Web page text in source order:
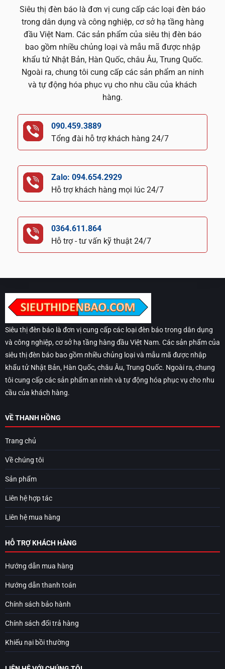
Siêu thị đèn báo là đơn vị cung cấp các loại đèn báo
trong dân dụng và công nghiệp, cơ sở hạ tầng hàng
đầu Việt Nam. Các sản phẩm của siêu thị đèn báo
bao gồm nhiều chủng loại và mẫu mã được nhập
khẩu tử Nhật Bản, Hàn Quốc, châu Âu, Trung Quốc.
Ngoài ra, chung tôi cung cấp các sản phẩm an ninh
và tự động hóa phục vụ cho nhu cầu của khách
hàng.
090.459.3889
Tổng đài hỗ trợ khách hàng 24/7
Zalo: 094.654.2929
Hỗ trợ khách hàng mọi lúc 24/7
0364.611.864
Hỗ trợ - tư vấn kỹ thuật 24/7
Siêu thị đèn báo là đơn vị cung cấp các loại đèn báo trong dân dụng
và công nghiệp, cơ sở hạ tầng hàng đầu Việt Nam. Các sản phẩm của
siêu thị đèn báo bao gồm nhiều chủng loại và mẫu mã được nhập
khẩu tử Nhật Bản, Hàn Quốc, châu Âu, Trung Quốc. Ngoài ra, chung
tôi cung cấp các sản phẩm an ninh và tự động hóa phục vụ cho nhu
cầu của khách hàng.
VỀ THANH HỒNG
Trang chủ
Về chúng tôi
Sản phẩm
Liên hệ hợp tác
Liên hệ mua hàng
HỖ TRỢ KHÁCH HÀNG
Hướng dẫn mua hàng
Hướng dẫn thanh toán
Chính sách bảo hành
Chính sách đổi trả hàng
Khiếu nại bồi thường